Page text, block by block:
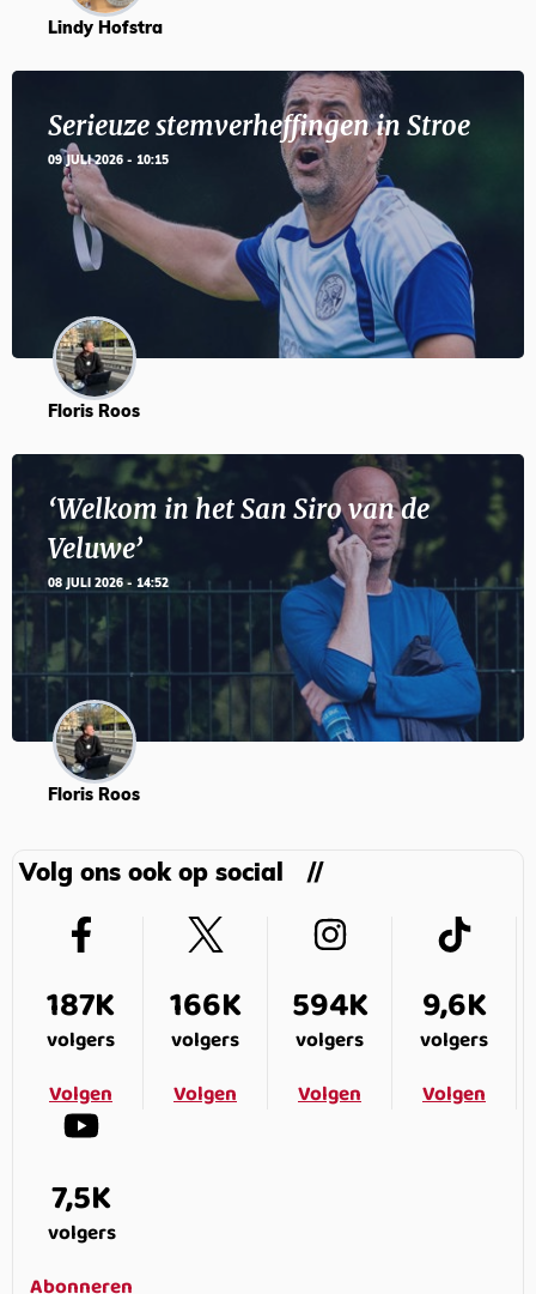
Lindy Hofstra
Serieuze stemverheffingen in Stroe
09 JULI 2026 - 10:15
Floris Roos
‘Welkom in het San Siro van de
Veluwe’
08 JULI 2026 - 14:52
Floris Roos
Volg ons ook op social
187K
volgers
Volgen
166K
volgers
Volgen
594K
volgers
Volgen
9,6K
volgers
Volgen
7,5K
volgers